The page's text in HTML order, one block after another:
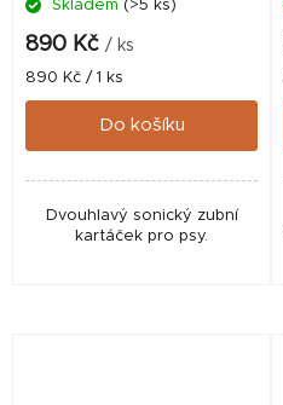
Skladem (>5 ks)
890 Kč / ks
Měrná
cena:
890 Kč / 1 ks
Do košíku
Dvouhlavý sonický zubní
kartáček pro psy.